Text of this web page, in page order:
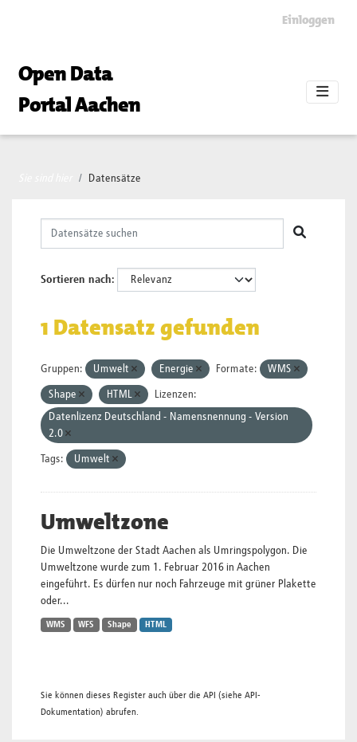
Einloggen
Open Data
Portal Aachen
Datensätze
Sortieren nach
1 Datensatz gefunden
Gruppen: Umwelt Energie Formate: WMS
Shape HTML
Lizenzen:
Datenlizenz Deutschland - Namensnennung - Version
2.0
Tags: Umwelt
Umweltzone
Die Umweltzone der Stadt Aachen als Umringspolygon. Die
Umweltzone wurde zum 1. Februar 2016 in Aachen
eingeführt. Es dürfen nur noch Fahrzeuge mit grüner Plakette
oder...
WMS WFS Shape HTML
Sie können dieses Register auch über die API (siehe API-
Dokumentation) abrufen.